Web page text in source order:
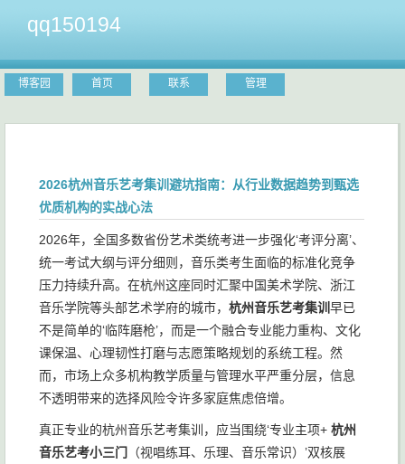
qq150194
博客园 首页 联系 管理
2026杭州音乐艺考集训避坑指南：从行业数据趋势到甄选
优质机构的实战心法
2026年，全国多数省份艺术类统考进一步强化‘考评分离’、
统一考试大纲与评分细则，音乐类考生面临的标准化竞争
压力持续升高。在杭州这座同时汇聚中国美术学院、浙江
音乐学院等头部艺术学府的城市， 杭州音乐艺考集训 早已
不是简单的‘临阵磨枪’，而是一个融合专业能力重构、文化
课保温、心理韧性打磨与志愿策略规划的系统工程。然
而，市场上众多机构教学质量与管理水平严重分层，信息
不透明带来的选择风险令许多家庭焦虑倍增。
真正专业的杭州音乐艺考集训，应当围绕‘专业主项+ 杭州
音乐艺考小三门
（视唱练耳、乐理、音乐常识）’双核展